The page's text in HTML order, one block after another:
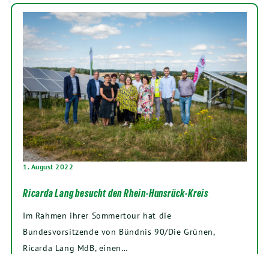
1. August 2022
Ricarda Lang besucht den Rhein-Hunsrück-Kreis
Im Rahmen ihrer Sommertour hat die
Bundesvorsitzende von Bündnis 90/Die Grünen,
Ricarda Lang MdB, einen…